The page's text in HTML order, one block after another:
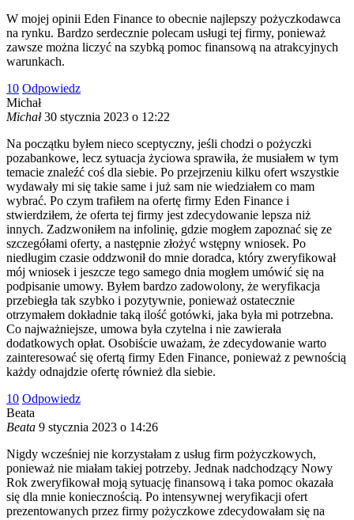
W mojej opinii Eden Finance to obecnie najlepszy pożyczkodawca
na rynku. Bardzo serdecznie polecam usługi tej firmy, ponieważ
zawsze można liczyć na szybką pomoc finansową na atrakcyjnych
warunkach.
10 Odpowiedz
Michał
Michał 30 stycznia 2023 o 12:22
Na początku byłem nieco sceptyczny, jeśli chodzi o pożyczki
pozabankowe, lecz sytuacja życiowa sprawiła, że musiałem w tym
temacie znaleźć coś dla siebie. Po przejrzeniu kilku ofert wszystkie
wydawały mi się takie same i już sam nie wiedziałem co mam
wybrać. Po czym trafiłem na ofertę firmy Eden Finance i
stwierdziłem, że oferta tej firmy jest zdecydowanie lepsza niż
innych. Zadzwoniłem na infolinię, gdzie mogłem zapoznać się ze
szczegółami oferty, a następnie złożyć wstępny wniosek. Po
niedługim czasie oddzwonił do mnie doradca, który zweryfikował
mój wniosek i jeszcze tego samego dnia mogłem umówić się na
podpisanie umowy. Byłem bardzo zadowolony, że weryfikacja
przebiegła tak szybko i pozytywnie, ponieważ ostatecznie
otrzymałem dokładnie taką ilość gotówki, jaka była mi potrzebna.
Co najważniejsze, umowa była czytelna i nie zawierała
dodatkowych opłat. Osobiście uważam, że zdecydowanie warto
zainteresować się ofertą firmy Eden Finance, ponieważ z pewnością
każdy odnajdzie ofertę również dla siebie.
10 Odpowiedz
Beata
Beata 9 stycznia 2023 o 14:26
Nigdy wcześniej nie korzystałam z usług firm pożyczkowych,
ponieważ nie miałam takiej potrzeby. Jednak nadchodzący Nowy
Rok zweryfikował moją sytuację finansową i taka pomoc okazała
się dla mnie koniecznością. Po intensywnej weryfikacji ofert
prezentowanych przez firmy pożyczkowe zdecydowałam się na